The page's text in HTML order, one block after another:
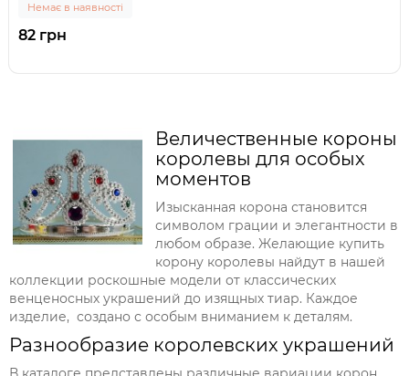
Немає в наявності
82 грн
Величественные короны
королевы для особых
моментов
Изысканная корона становится
символом грации и элегантности в
любом образе. Желающие купить
корону королевы найдут в нашей
коллекции роскошные модели от классических
венценосных украшений до изящных тиар. Каждое
изделие, создано с особым вниманием к деталям.
Разнообразие королевских украшений